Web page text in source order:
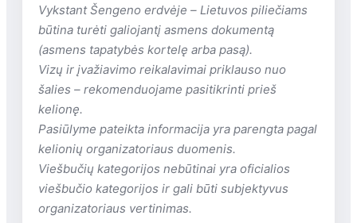
Vaikams
vaikų klubas yra (4-12 metų)
baseinas vaikams: yra
garažas už papildomą mokestį (už
300 m nuo viešbučio)
automobilių stovėjimo aikštelė
nemokamai (už viešbučio,
nesaugoma)
Numeryje
seifas yra
lubinis ventiliatorius yra
mini šaldytuvas yra
balkonas yra
Vykstant Šengeno erdvėje – Lietuvos piliečiams
būtina turėti galiojantį asmens dokumentą
(asmens tapatybės kortelę arba pasą).
Vizų ir įvažiavimo reikalavimai priklauso nuo
šalies – rekomenduojame pasitikrinti prieš
kelionę.
Pasiūlyme pateikta informacija yra parengta pagal
kelionių organizatoriaus duomenis.
Viešbučių kategorijos nebūtinai yra oficialios
viešbučio kategorijos ir gali būti subjektyvus
organizatoriaus vertinimas.